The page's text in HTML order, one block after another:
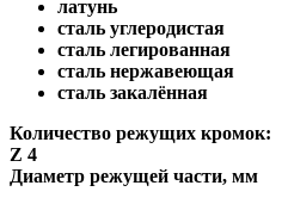
латунь
сталь углеродистая
сталь легированная
сталь нержавеющая
сталь закалённая
Количество режущих кромок:
Z 4
Диаметр режущей части, мм